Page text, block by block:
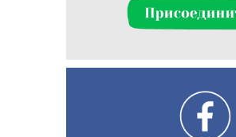
Искать